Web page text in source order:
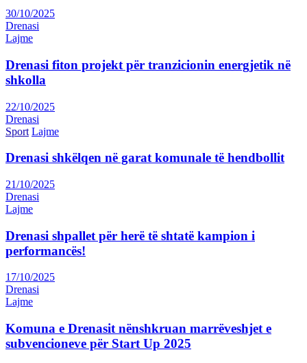
30/10/2025
Drenasi
Lajme
Drenasi fiton projekt për tranzicionin energjetik në
shkolla
22/10/2025
Drenasi
Sport Lajme
Drenasi shkëlqen në garat komunale të hendbollit
21/10/2025
Drenasi
Lajme
Drenasi shpallet për herë të shtatë kampion i
performancës!
17/10/2025
Drenasi
Lajme
Komuna e Drenasit nënshkruan marrëveshjet e
subvencioneve për Start Up 2025